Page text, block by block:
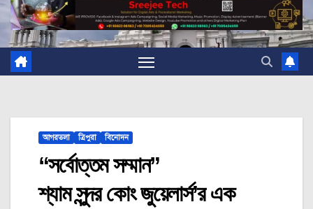
আগরতলা ত্রিপুরা বিনোদন
“সর্বোত্তম সম্মান”
শ্যাম সুন্দর কোং জুয়েলার্স’র এক